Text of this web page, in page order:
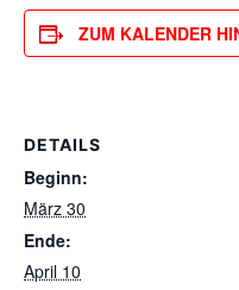
ZUM KALENDER
DETAILS
Beginn:
März 30
Ende:
April 10